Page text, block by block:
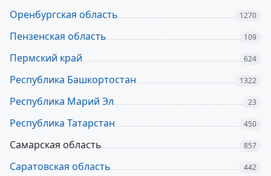
Оренбургская область 1270
Пензенская область 109
Пермский край 624
Республика Башкортостан 1322
Республика Марий Эл 23
Республика Татарстан 450
Самарская область 857
Саратовская область 442